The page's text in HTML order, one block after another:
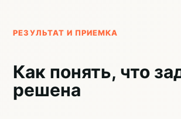
РЕЗУЛЬТАТ И ПРИЕМКА
Как понять, что
решена